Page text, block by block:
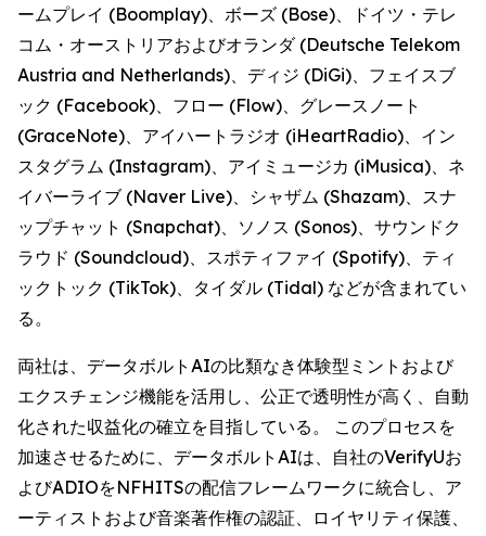
ームプレイ (Boomplay)、ボーズ (Bose)、ドイツ・テレ
コム・オーストリアおよびオランダ (Deutsche Telekom
Austria and Netherlands)、ディジ (DiGi)、フェイスブ
ック (Facebook)、フロー (Flow)、グレースノート
(GraceNote)、アイハートラジオ (iHeartRadio)、イン
スタグラム (Instagram)、アイミュージカ (iMusica)、ネ
イバーライブ (Naver Live)、シャザム (Shazam)、スナ
ップチャット (Snapchat)、ソノス (Sonos)、サウンドク
ラウド (Soundcloud)、スポティファイ (Spotify)、ティ
ックトック (TikTok)、タイダル (Tidal) などが含まれてい
る。
両社は、データボルトAIの比類なき体験型ミントおよび
エクスチェンジ機能を活用し、公正で透明性が高く、自動
化された収益化の確立を目指している。 このプロセスを
加速させるために、データボルトAIは、自社のVerifyUお
よびADIOをNFHITSの配信フレームワークに統合し、ア
ーティストおよび音楽著作権の認証、ロイヤリティ保護、